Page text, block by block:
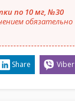
по 10 мг, №30
обязательно
Share Viber